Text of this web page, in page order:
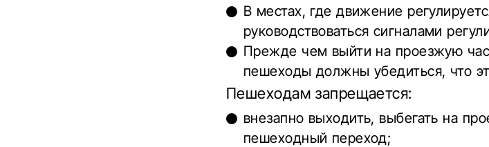
В местах, где движение
руководствоваться сигналами
Прежде чем выйти на проезжую
пешеходы должны убедиться, что
Пешеходам запрещается:
внезапно выходить, выбегать на
пешеходный переход;